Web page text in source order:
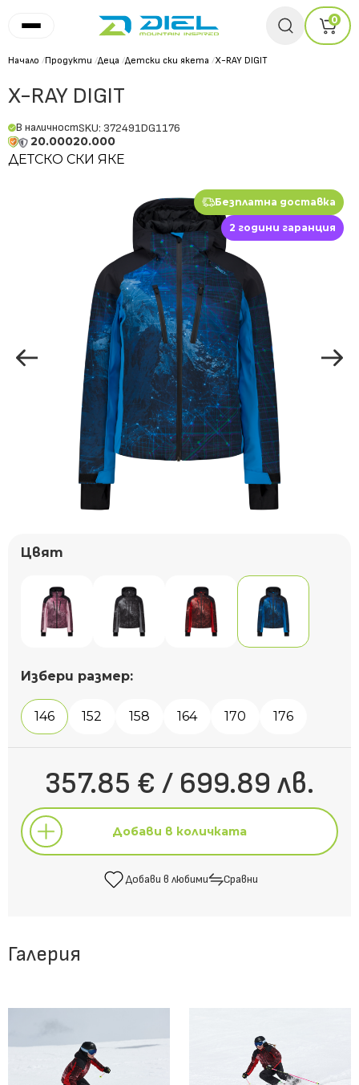
0
Начало /Продукти /Деца /Детски ски якета /X-RAY DIGIT
X-RAY DIGIT
В наличностSKU: 372491DG1176
20.00020.000
ДЕТСКО СКИ ЯКЕ
Безплатна доставка
2 години гаранция
Цвят
Избери размер:
146 152 158 164 170 176
357.85 € / 699.89 лв.
Добави в количката
Добави в любими Сравни
Галерия